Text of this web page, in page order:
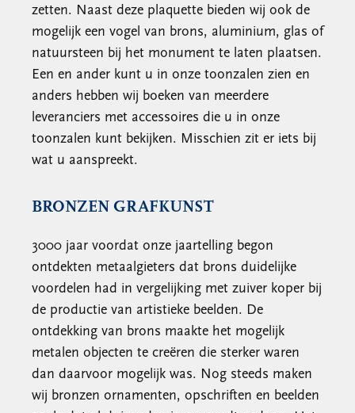
zetten. Naast deze plaquette bieden wij ook de
mogelijk een vogel van brons, aluminium, glas of
natuursteen bij het monument te laten plaatsen.
Een en ander kunt u in onze toonzalen zien en
anders hebben wij boeken van meerdere
leveranciers met accessoires die u in onze
toonzalen kunt bekijken. Misschien zit er iets bij
wat u aanspreekt.
BRONZEN GRAFKUNST
3000 jaar voordat onze jaartelling begon
ontdekten metaalgieters dat brons duidelijke
voordelen had in vergelijking met zuiver koper bij
de productie van artistieke beelden. De
ontdekking van brons maakte het mogelijk
metalen objecten te creëren die sterker waren
dan daarvoor mogelijk was. Nog steeds maken
wij bronzen ornamenten, opschriften en beelden